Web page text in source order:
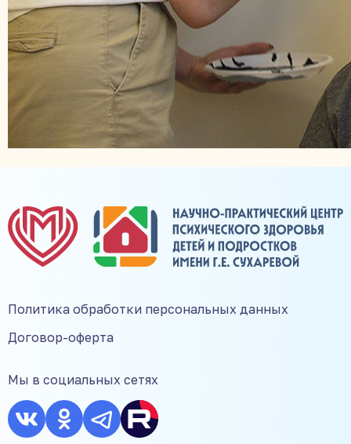
Политика обработки персональных данных
Договор-оферта
Мы в социальных сетях